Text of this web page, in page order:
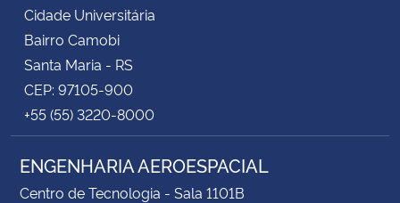
Cidade Universitária
Bairro Camobi
Santa Maria - RS
CEP: 97105-900
+55 (55) 3220-8000
ENGENHARIA AEROESPACIAL
Centro de Tecnologia - Sala 1101B